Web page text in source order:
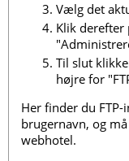
Vælg det
Klik derefter
Til slut
højre for
Her finder du
brugernavn, og
webhotel.